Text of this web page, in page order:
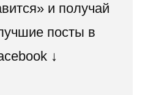
и получай
посты в
↓